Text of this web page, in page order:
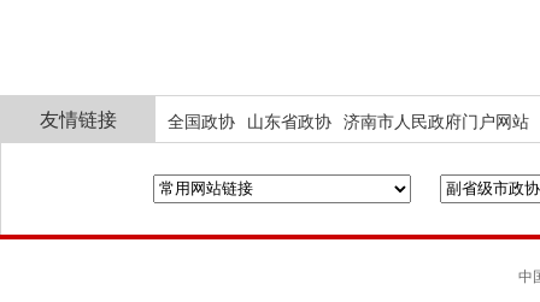
友情链接 全国政协 山东省政协 济南市人民政府门户网站
中